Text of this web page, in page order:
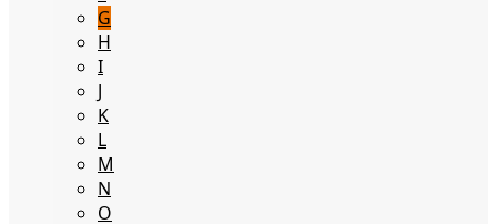
G
H
I
J
K
L
M
N
O